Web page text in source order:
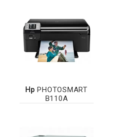
Hp PHOTOSMART
B110A